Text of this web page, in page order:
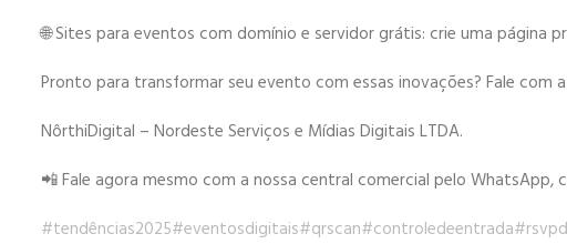
🌐 Sites para eventos com domínio e servidor grátis: crie uma
Pronto para transformar seu evento com essas inovações? Fale com
NôrthiDigital – Nordeste Serviços e Mídias Digitais LTDA.
📲 Fale agora mesmo com a nossa central comercial pelo WhatsApp,
#tendências2025#eventosdigitais#qrscan#controledeentrada